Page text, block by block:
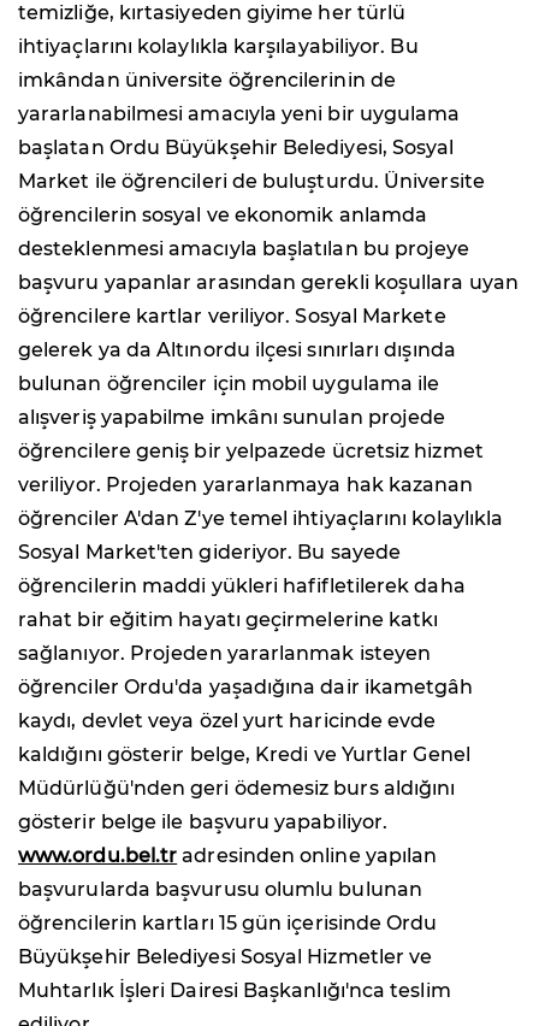
temizliğe, kırtasiyeden giyime her türlü
ihtiyaçlarını kolaylıkla karşılayabiliyor. Bu
imkândan üniversite öğrencilerinin de
yararlanabilmesi amacıyla yeni bir uygulama
başlatan Ordu Büyükşehir Belediyesi, Sosyal
Market ile öğrencileri de buluşturdu. Üniversite
öğrencilerin sosyal ve ekonomik anlamda
desteklenmesi amacıyla başlatılan bu projeye
başvuru yapanlar arasından gerekli koşullara uyan
öğrencilere kartlar veriliyor. Sosyal Markete
gelerek ya da Altınordu ilçesi sınırları dışında
bulunan öğrenciler için mobil uygulama ile
alışveriş yapabilme imkânı sunulan projede
öğrencilere geniş bir yelpazede ücretsiz hizmet
veriliyor. Projeden yararlanmaya hak kazanan
öğrenciler A'dan Z'ye temel ihtiyaçlarını kolaylıkla
Sosyal Market'ten gideriyor. Bu sayede
öğrencilerin maddi yükleri hafifletilerek daha
rahat bir eğitim hayatı geçirmelerine katkı
sağlanıyor. Projeden yararlanmak isteyen
öğrenciler Ordu'da yaşadığına dair ikametgâh
kaydı, devlet veya özel yurt haricinde evde
kaldığını gösterir belge, Kredi ve Yurtlar Genel
Müdürlüğü'nden geri ödemesiz burs aldığını
gösterir belge ile başvuru yapabiliyor.
www.ordu.bel.tr adresinden online yapılan
başvurularda başvurusu olumlu bulunan
öğrencilerin kartları 15 gün içerisinde Ordu
Büyükşehir Belediyesi Sosyal Hizmetler ve
Muhtarlık İşleri Dairesi Başkanlığı'nca teslim